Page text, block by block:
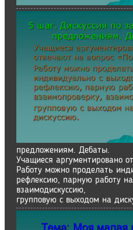
предложениям. Дебаты.
Учащиеся аргументировано
Работу можно проделать
рефлексию, парную работу
взаимодискуссию,
групповую с выходом на